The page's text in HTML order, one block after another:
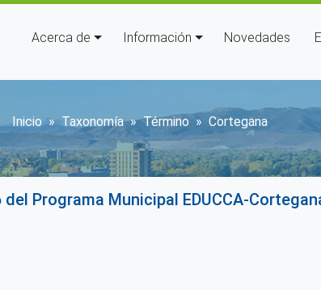
Navegación principal
Acerca de Información Novedades
Sobrescribir enlaces de
Inicio Taxonomía Término Cortegana
Programa Municipal EDUCCA-